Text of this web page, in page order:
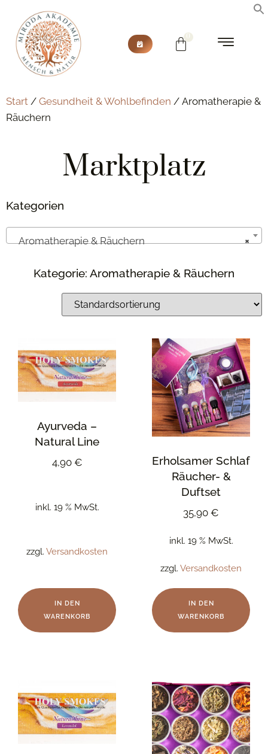
Start / Gesundheit & Wohlbefinden / Aromatherapie &
Räuchern
Marktplatz
Kategorien
×
Aromatherapie & Räuchern
Kategorie: Aromatherapie & Räuchern
Ayurveda –
Natural Line
4,90 €
inkl. 19 % MwSt.
zzgl. Versandkosten
IN DEN
WARENKORB
Erholsamer Schlaf
Räucher- &
Duftset
35,90 €
inkl. 19 % MwSt.
zzgl. Versandkosten
IN DEN
WARENKORB